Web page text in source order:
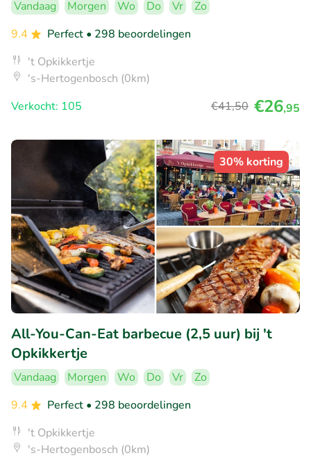
Vandaag Morgen Wo Do Vr
Zo
9.4
Perfect • 298 beoordelingen
't Opkikkertje
's-Hertogenbosch (0km)
Verkocht: 105
€41,50 €26,95
30% korting
All-You-Can-Eat barbecue (2,5 uur) bij 't
Opkikkertje
Vandaag Morgen Wo Do Vr
Zo
9.4
Perfect • 298 beoordelingen
't Opkikkertje
's-Hertogenbosch (0km)